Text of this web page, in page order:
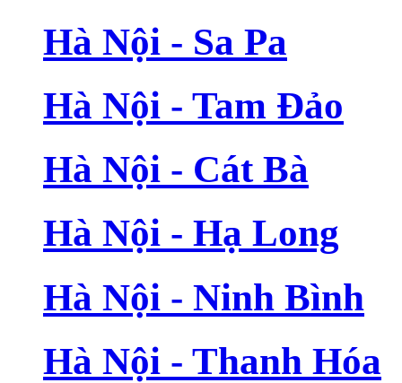
Hà Nội - Sa Pa
Hà Nội - Tam Đảo
Hà Nội - Cát Bà
Hà Nội - Hạ Long
Hà Nội - Ninh Bình
Hà Nội - Thanh Hóa